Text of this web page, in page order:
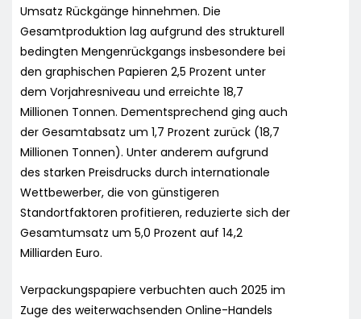
Umsatz Rückgänge hinnehmen. Die
Gesamtproduktion lag aufgrund des strukturell
bedingten Mengenrückgangs insbesondere bei
den graphischen Papieren 2,5 Prozent unter
dem Vorjahresniveau und erreichte 18,7
Millionen Tonnen. Dementsprechend ging auch
der Gesamtabsatz um 1,7 Prozent zurück (18,7
Millionen Tonnen). Unter anderem aufgrund
des starken Preisdrucks durch internationale
Wettbewerber, die von günstigeren
Standortfaktoren profitieren, reduzierte sich der
Gesamtumsatz um 5,0 Prozent auf 14,2
Milliarden Euro.
Verpackungspapiere verbuchten auch 2025 im
Zuge des weiterwachsenden Online-Handels